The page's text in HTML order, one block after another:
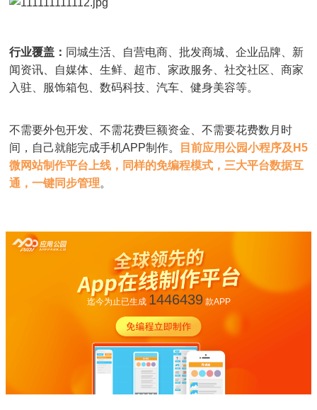
行业覆盖： 同城生活、自营电商、批发商城、企业品牌、新
闻资讯、自媒体、生鲜、超市、家政服务、社交社区、商家
入驻、服饰箱包、数码科技、汽车、健身美容等。
不需要外包开发、不需花费巨额资金、不需要花费数月时
间，自己就能完成手机APP制作。
目前应用公园小程序及H5
微网站制作平台上线，同样的免编程模式，三大平台数据互
通，一键同步管理。
迄今为止已生成 1446439款APP